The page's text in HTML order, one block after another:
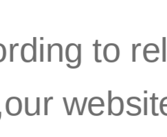
信息技术股
to